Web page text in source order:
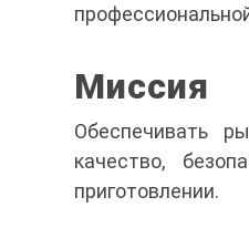
Миссия
Обеспечивать
качество,
приготовлении.